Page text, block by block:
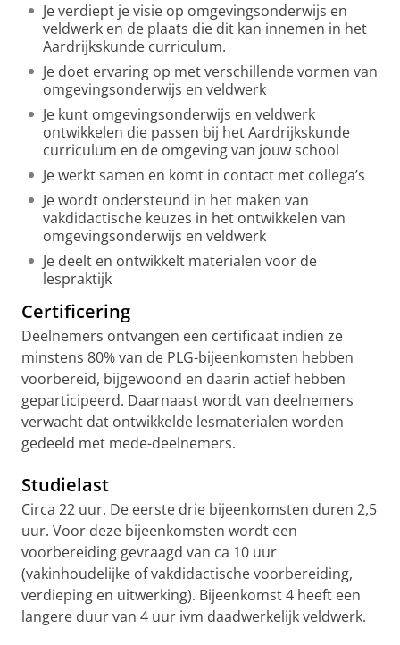
Je verdiept je visie op omgevingsonderwijs en
veldwerk en de plaats die dit kan innemen in het
Aardrijkskunde curriculum.
Je doet ervaring op met verschillende vormen van
omgevingsonderwijs en veldwerk
Je kunt omgevingsonderwijs en veldwerk
ontwikkelen die passen bij het Aardrijkskunde
curriculum en de omgeving van jouw school
Je werkt samen en komt in contact met collega’s
Je wordt ondersteund in het maken van
vakdidactische keuzes in het ontwikkelen van
omgevingsonderwijs en veldwerk
Je deelt en ontwikkelt materialen voor de
lespraktijk
Certificering
Deelnemers ontvangen een certificaat indien ze
minstens 80% van de PLG-bijeenkomsten hebben
voorbereid, bijgewoond en daarin actief hebben
geparticipeerd. Daarnaast wordt van deelnemers
verwacht dat ontwikkelde lesmaterialen worden
gedeeld met mede-deelnemers.
Studielast
Circa 22 uur. De eerste drie bijeenkomsten duren 2,5
uur. Voor deze bijeenkomsten wordt een
voorbereiding gevraagd van ca 10 uur
(vakinhoudelijke of vakdidactische voorbereiding,
verdieping en uitwerking). Bijeenkomst 4 heeft een
langere duur van 4 uur ivm daadwerkelijk veldwerk.